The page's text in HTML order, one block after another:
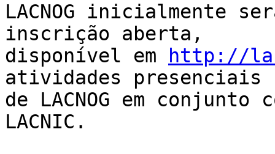
LACNOG inicialmente
inscrição aberta,
disponível em
http://
atividades
de LACNOG em
LACNIC.